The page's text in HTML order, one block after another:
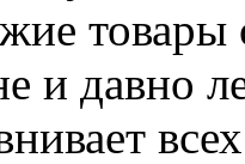
и давно